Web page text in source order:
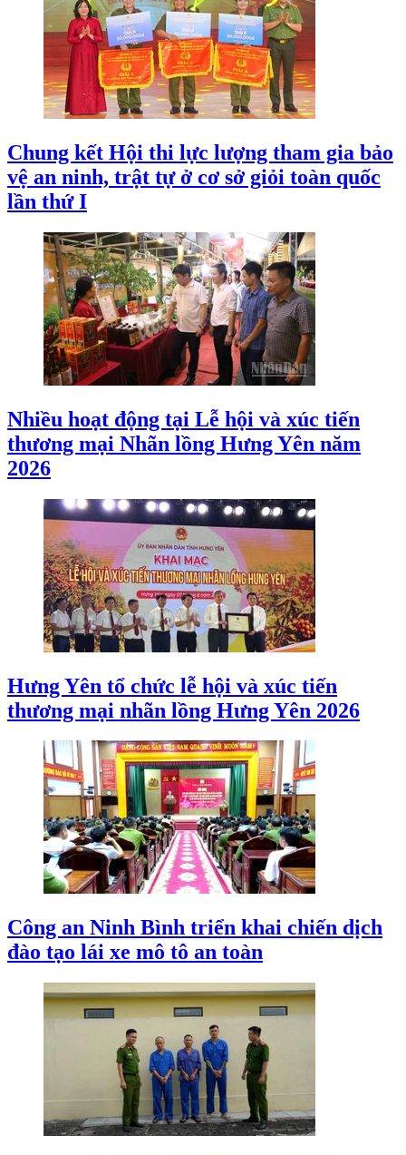
Chung kết Hội thi lực lượng tham gia bảo
vệ an ninh, trật tự ở cơ sở giỏi toàn quốc
lần thứ I
Nhiều hoạt động tại Lễ hội và xúc tiến
thương mại Nhãn lồng Hưng Yên năm
2026
Hưng Yên tổ chức lễ hội và xúc tiến
thương mại nhãn lồng Hưng Yên 2026
Công an Ninh Bình triển khai chiến dịch
đào tạo lái xe mô tô an toàn